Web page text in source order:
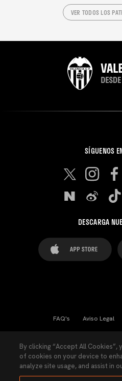
VER TODOS LOS
SÍGUENOS
DESCARGA
FAQ's Aviso Legal
Ley Transparencia
By clicking “Accept All Cookies”,
of cookies on your device to
analyze site usage, and assist in